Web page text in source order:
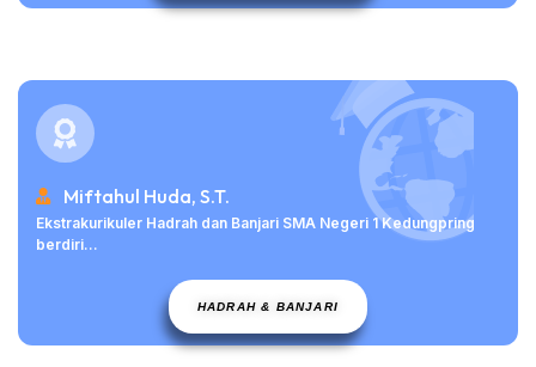
Miftahul Huda, S.T.
Ekstrakurikuler Hadrah dan Banjari SMA Negeri 1 Kedungpring
berdiri...
HADRAH & BANJARI